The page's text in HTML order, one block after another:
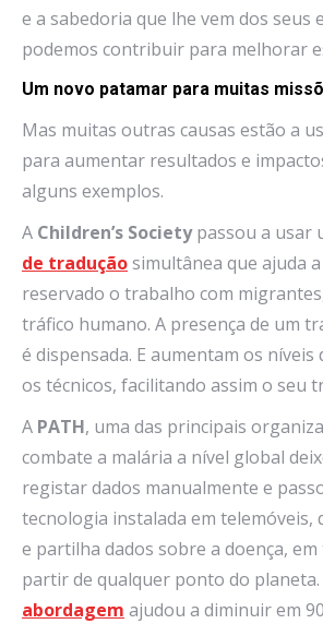
e a sabedoria que lhe vem dos seus
podemos contribuir para melhorar
Um novo patamar para muitas
Mas muitas outras causas estão a
para aumentar resultados e
alguns exemplos.
A Children’s Societypassou a usar
de traduçãosimultânea que ajuda
reservado o trabalho com
tráfico humano. A presença de um
é dispensada. E aumentam os níveis
os técnicos, facilitando assim o seu
A PATH, uma das principais
combate a malária a nível global
registar dados manualmente e
tecnologia instalada em telemóveis,
e partilha dados sobre a doença,
partir de qualquer ponto do planeta.
abordagem ajudou a diminuir em